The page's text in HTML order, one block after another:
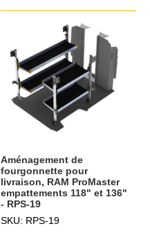
Aménagement de
fourgonnette pour
livraison, RAM ProMaster
empattements 118" et 136"
- RPS-19
SKU: RPS-19